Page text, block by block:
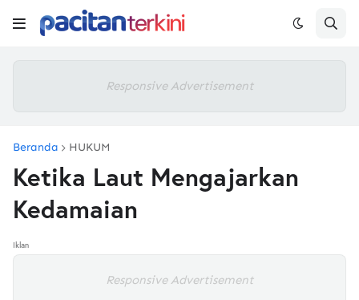
Responsive Advertisement
Beranda HUKUM
Ketika Laut Mengajarkan
Kedamaian
Iklan
Responsive Advertisement